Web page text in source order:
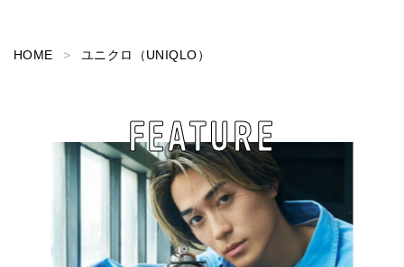
HOME ユニクロ（UNIQLO）
FEATURE